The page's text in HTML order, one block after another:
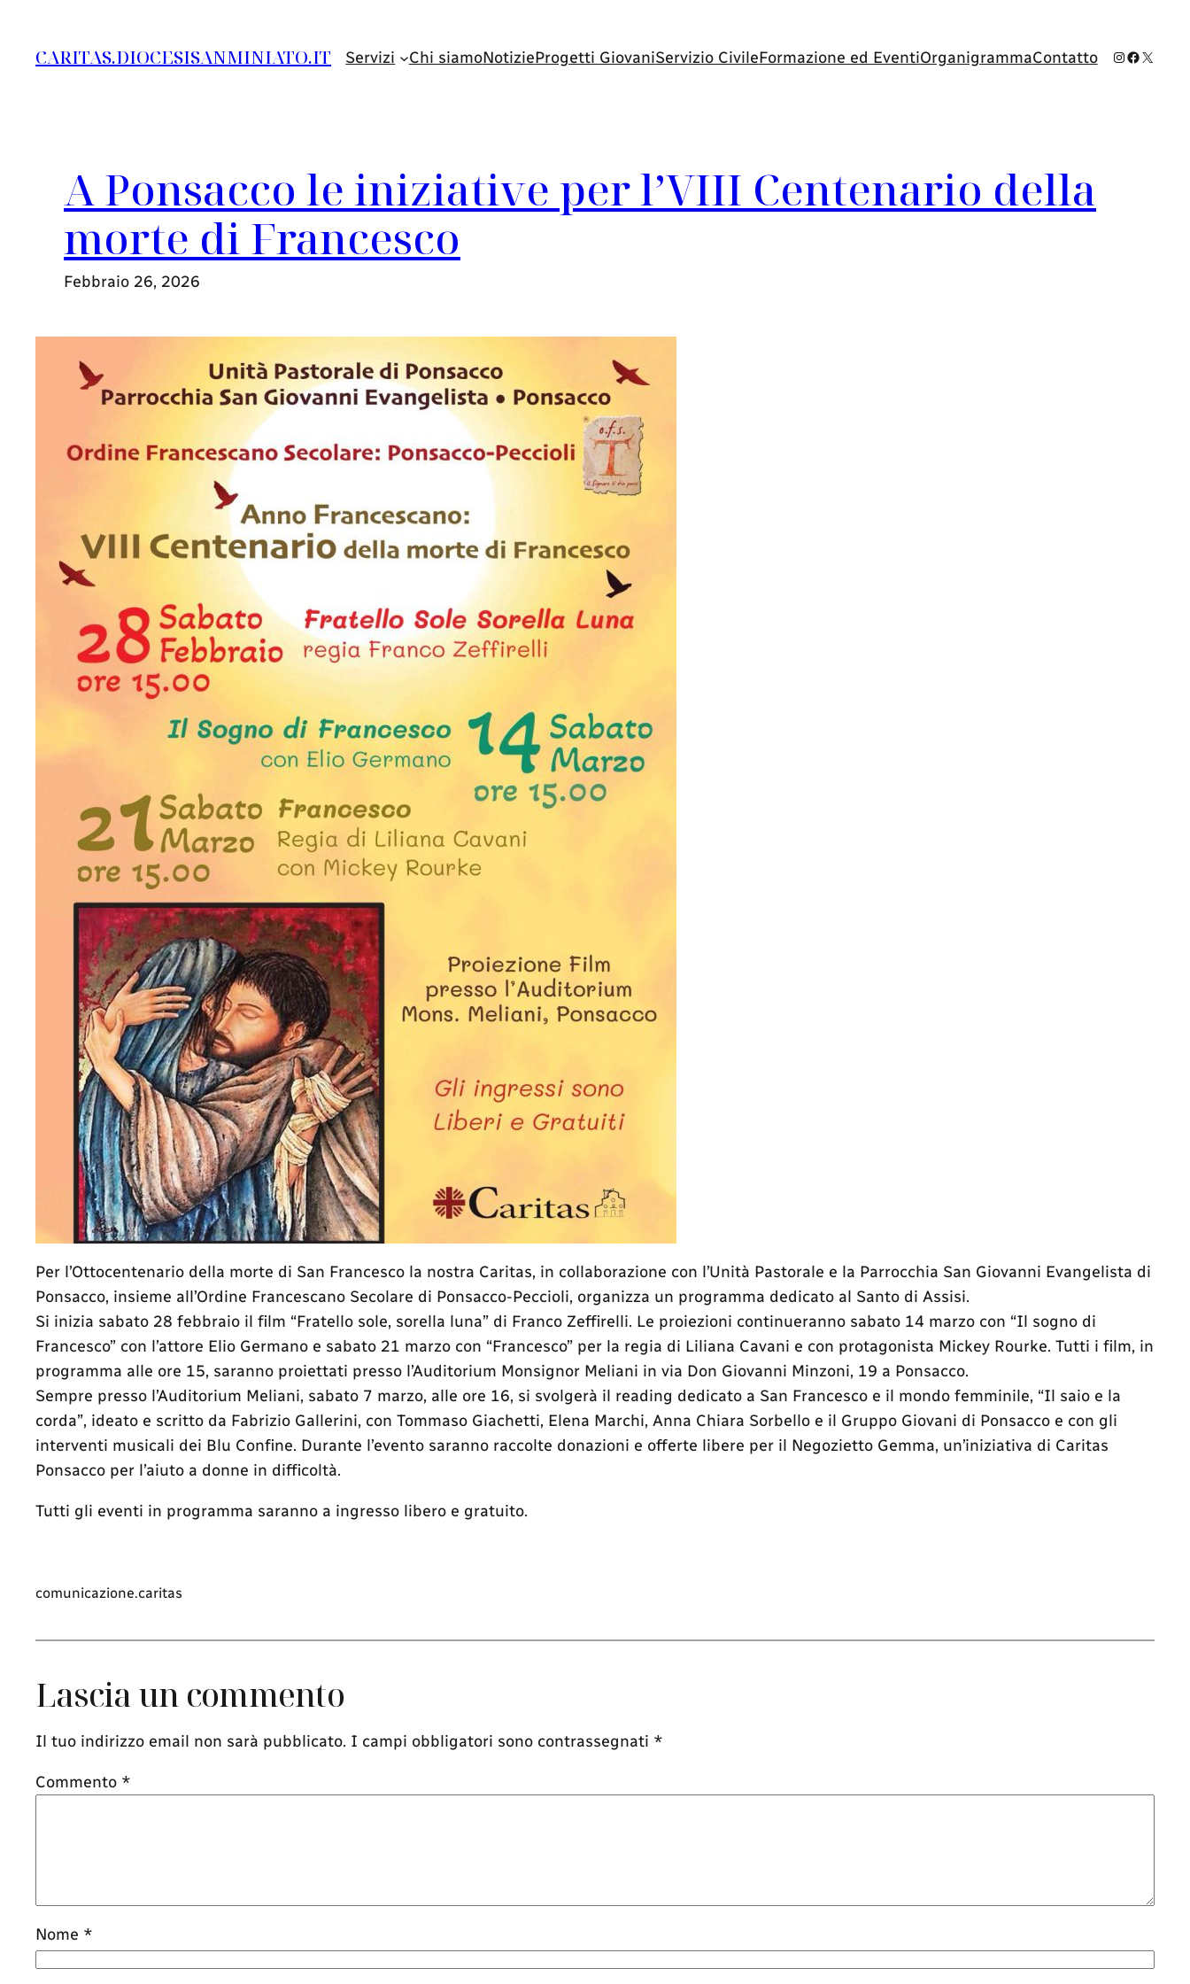
contenuto
CARITAS.DIOCESISANMINIATO.IT Servizi Chi siamoNotizieProgetti GiovaniServizio CivileFormazione ed EventiOrganigrammaContatto Instagram
Facebook
X
A Ponsacco le iniziative per l’VIII Centenario della
morte di Francesco
Febbraio 26, 2026
Per l’Ottocentenario della morte di San Francesco la nostra Caritas, in collaborazione con l’Unità Pastorale e la Parrocchia San Giovanni Evangelista di
Ponsacco, insieme all’Ordine Francescano Secolare di Ponsacco-Peccioli, organizza un programma dedicato al Santo di Assisi.
Si inizia sabato 28 febbraio il film “Fratello sole, sorella luna” di Franco Zeffirelli. Le proiezioni continueranno sabato 14 marzo con “Il sogno di
Francesco” con l’attore Elio Germano e sabato 21 marzo con “Francesco” per la regia di Liliana Cavani e con protagonista Mickey Rourke. Tutti i film, in
programma alle ore 15, saranno proiettati presso l’Auditorium Monsignor Meliani in via Don Giovanni Minzoni, 19 a Ponsacco.
Sempre presso l’Auditorium Meliani, sabato 7 marzo, alle ore 16, si svolgerà il reading dedicato a San Francesco e il mondo femminile, “Il saio e la
corda”, ideato e scritto da Fabrizio Gallerini, con Tommaso Giachetti, Elena Marchi, Anna Chiara Sorbello e il Gruppo Giovani di Ponsacco e con gli
interventi musicali dei Blu Confine. Durante l’evento saranno raccolte donazioni e offerte libere per il Negozietto Gemma, un’iniziativa di Caritas
Ponsacco per l’aiuto a donne in difficoltà.
Tutti gli eventi in programma saranno a ingresso libero e gratuito.
comunicazione.caritas
Lascia un commento
Il tuo indirizzo email non sarà pubblicato. I campi obbligatori sono contrassegnati *
Commento *
Nome *